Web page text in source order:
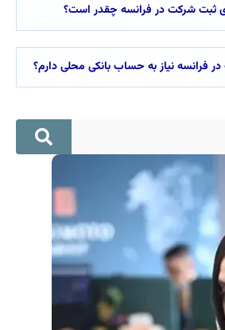
ثبت شرکت در فرانسه چقدر است؟
فرانسه نیاز به حساب بانکی محلی دارم؟